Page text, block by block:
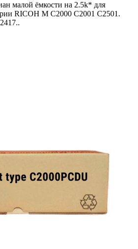
малой ёмкости на 2.5k* для
RICOH M C2000 C2001 C2501.